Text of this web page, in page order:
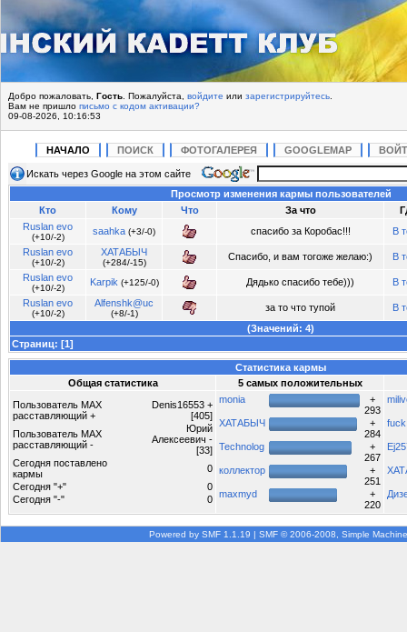
Добро пожаловать, Гость . Пожалуйста, войдите или зарегистрируйтесь
Вам не пришло письмо с кодом активации?
09-08-2026, 10:16:53
НАЧАЛО ПОИСК ФОТОГАЛЕРЕЯ GOOGLEMAP
Искать через Google на этом сайте
Просмотр изменения кармы пользователей
Кто
Кому Что За что
Ruslan evo
(+10/-2)
saahka (+3/-0) спасибо за Коробас!!!
В
Ruslan evo
(+10/-2)
ХАТАБЫЧ
(+284/-15)
Спасибо, и вам тогоже желаю:)
В
Ruslan evo
(+10/-2)
Karpik (+125/-0) Дядько спасибо тебе)))
В
Ruslan evo
(+10/-2)
Alfenshk@uc
(+8/-1)
за то что тупой
В
(Значений: 4)
Страниц: [1]
Статистика кармы
Общая статистика
5 самых положительных
Пользователь MAX
расставляющий +
Denis16553 +
[405]
Пользователь MAX
расставляющий -
Юрий
Алексеевич -
[33]
Сегодня поставлено
кармы
0
Сегодня "+"
0
Сегодня "-"
0
monia
+
293
ХАТАБЫЧ
+
284
Technolog
+
267
коллектор
+
251
maxmyd
+
220
Powered by SMF 1.1.19 | SMF © 2006-2008, Simple